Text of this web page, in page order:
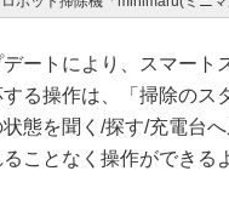
ートにより、スマート
る操作は、「掃除のス
状態を聞く/探す/充電台
ことなく操作ができる